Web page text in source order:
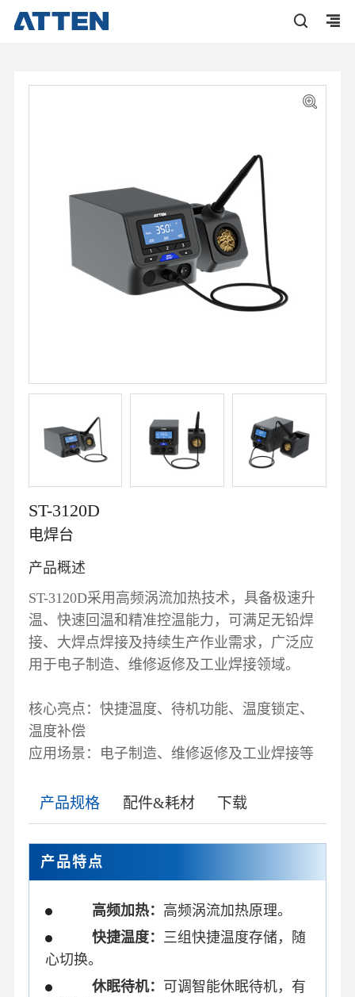
ST-3120D
电焊台
产品概述
ST-3120D采用高频涡流加热技术，具备极速升
温、快速回温和精准控温能力，可满足无铅焊
接、大焊点焊接及持续生产作业需求，广泛应
用于电子制造、维修返修及工业焊接领域。
核心亮点：快捷温度、待机功能、温度锁定、
温度补偿
应用场景：电子制造、维修返修及工业焊接等
产品规格 配件&耗材 下载
产品特点
高频加热： 高频涡流加热原理。
快捷温度：
三组快捷温度存储，随
心切换。
休眠待机： 可调智能休眠待机，有